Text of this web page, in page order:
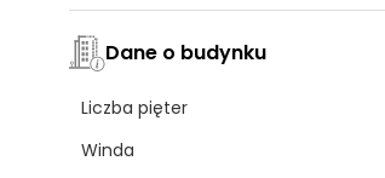
Dane o budynku
Liczba pięter
Winda